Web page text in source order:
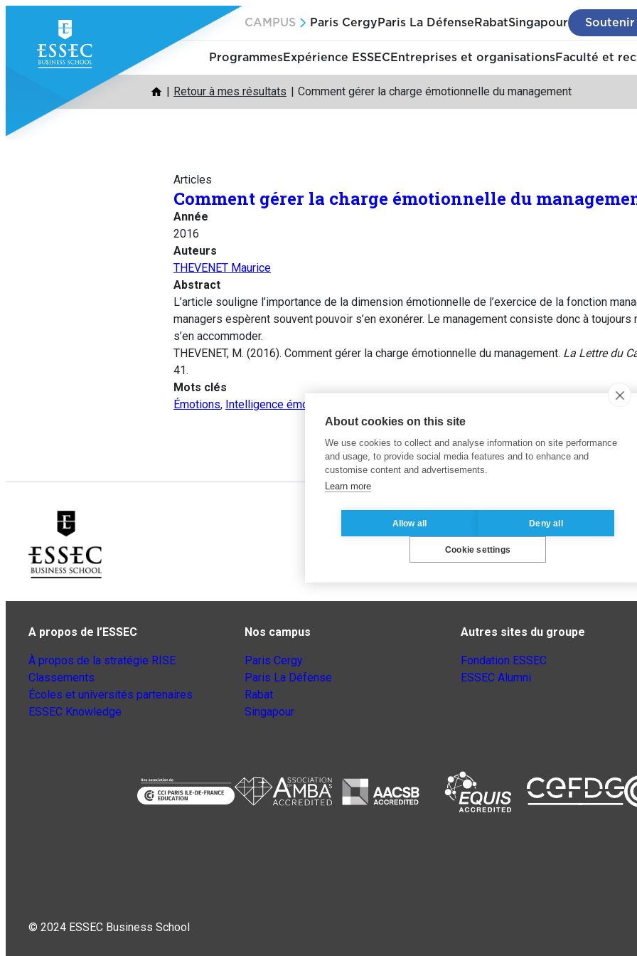
contenu
CAMPUS Paris Cergy Paris La Défense RabatSingapour Soutenir
ProgrammesExpérience ESSEC Entreprises et organisationsFaculté et
Retour à mes résultats Comment gérer la charge émotionnelle du management
Articles
Comment gérer la charge émotionnelle du
Année
2016
Auteurs
THEVENET Maurice
Abstract
L’article souligne l’importance de la dimension émotionnelle de l’exercice de la fonction
managers espèrent souvent pouvoir s’en exonérer. Le management consiste donc à
s’en accommoder.
THEVENET, M. (2016). Comment gérer la charge émotionnelle du management. La Lettre du
41.
Mots clés
Émotions, Intelligence émotionnelle
A propos de l’ESSEC
À propos de la stratégie RISE
Classements
Écoles et universités partenaires
ESSEC Knowledge
Nos campus
Paris Cergy
Paris La Défense
Rabat
Singapour
Autres sites du groupe
Fondation ESSEC
ESSEC Alumni
© 2024 ESSEC Business School
About cookies on this site
We use cookies to collect and analyse information on site performance
and usage, to provide social media features and to enhance and
customise content and advertisements.
Learn more
Allow all Deny all
Cookie settings